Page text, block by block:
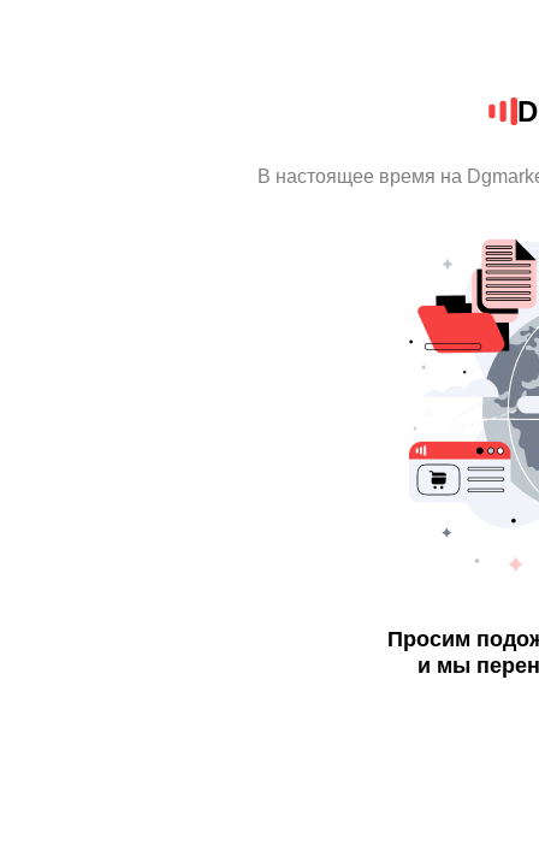
В настоящее время на
Просим
и мы